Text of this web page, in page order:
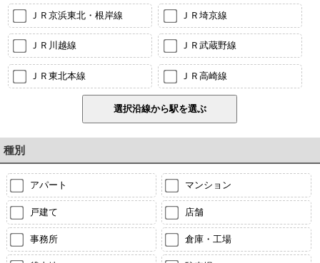
ＪＲ京浜東北・根岸線 ＪＲ埼京線
ＪＲ川越線 ＪＲ武蔵野線
ＪＲ東北本線 ＪＲ高崎線
種別
アパート マンション
戸建て 店舗
事務所 倉庫・工場